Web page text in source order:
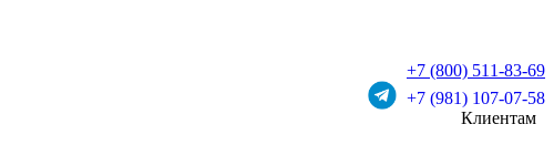
+7 (800) 511-83-69
+7 (981) 107-07-58
Клиентам